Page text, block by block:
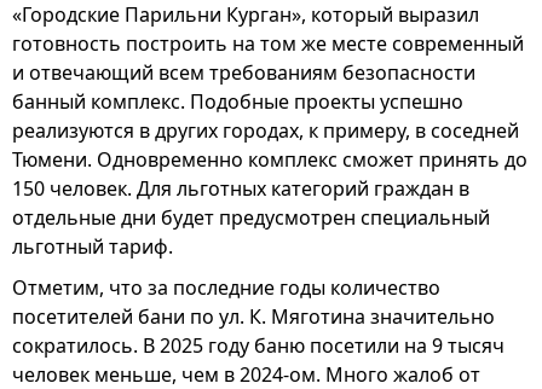
«Городские Парильни Курган», который выразил
готовность построить на том же месте современный
и отвечающий всем требованиям безопасности
банный комплекс. Подобные проекты успешно
реализуются в других городах, к примеру, в соседней
Тюмени. Одновременно комплекс сможет принять до
150 человек. Для льготных категорий граждан в
отдельные дни будет предусмотрен специальный
льготный тариф.
Отметим, что за последние годы количество
посетителей бани по ул. К. Мяготина значительно
сократилось. В 2025 году баню посетили на 9 тысяч
человек меньше, чем в 2024-ом. Много жалоб от